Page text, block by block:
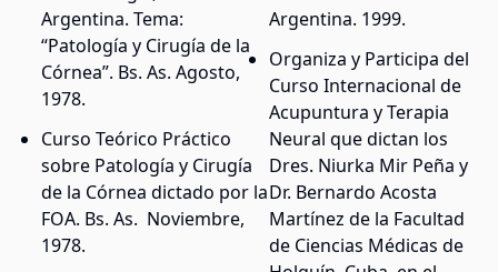
Argentina. Tema:
“Patología y Cirugía de la
Córnea”. Bs. As. Agosto,
1978.
Curso Teórico Práctico
sobre Patología y Cirugía
de la Córnea dictado por la
FOA. Bs. As. Noviembre,
1978.
Argentina. 1999.
Organiza y Participa del
Curso Internacional de
Acupuntura y Terapia
Neural que dictan los
Dres. Niurka Mir Peña y
Dr. Bernardo Acosta
Martínez de la Facultad
de Ciencias Médicas de